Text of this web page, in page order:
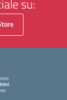
su:
della scuola